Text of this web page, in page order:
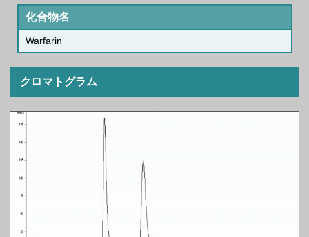
化合物名
Warfarin
クロマトグラム